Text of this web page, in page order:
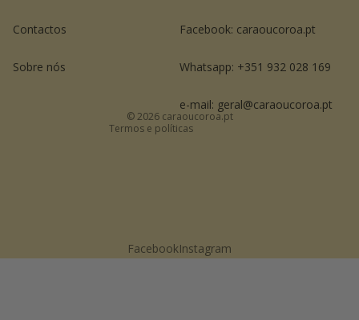
Contactos
Sobre nós
Facebook: caraoucoroa.pt
Whatsapp: +351 932 028 169
e-mail: geral@caraoucoroa.pt
© 2026 caraoucoroa.pt
Termos e políticas
Política de reembolso
FacebookInstagram